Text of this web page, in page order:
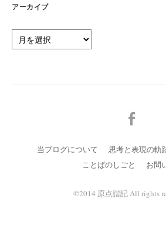
ー
アーカイブ
ー
ュ
当ブログについて 思考と表現の軌
ことばのしごと
お問
©️2014 原点諧記 All rights